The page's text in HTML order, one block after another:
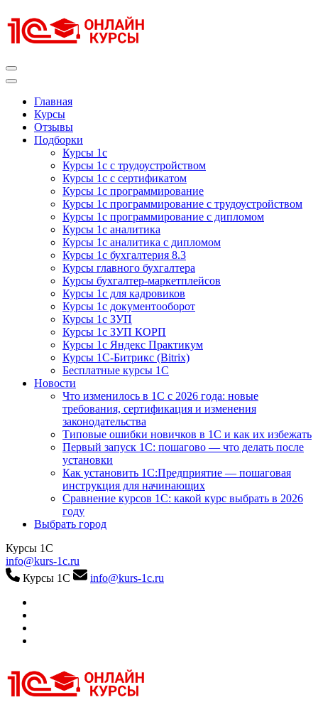
к
содержимому
Главная
Курсы
Отзывы
Подборки
Курсы 1с
Курсы 1с с трудоустройством
Курсы 1с с сертификатом
Курсы 1с программирование
Курсы 1с программирование с трудоустройством
Курсы 1с программирование с дипломом
Курсы 1с аналитика
Курсы 1с аналитика с дипломом
Курсы 1с бухгалтерия 8.3
Курсы главного бухгалтера
Курсы бухгалтер-маркетплейсов
Курсы 1с для кадровиков
Курсы 1с документооборот
Курсы 1с ЗУП
Курсы 1с ЗУП КОРП
Курсы 1с Яндекс Практикум
Курсы 1С-Битрикс (Bitrix)
Бесплатные курсы 1С
Новости
Что изменилось в 1С с 2026 года: новые
требования, сертификация и изменения
законодательства
Типовые ошибки новичков в 1С и как их избежать
Первый запуск 1С: пошагово — что делать после
установки
Как установить 1С:Предприятие — пошаговая
инструкция для начинающих
Сравнение курсов 1С: какой курс выбрать в 2026
году
Выбрать город
Курсы 1С
info@kurs-1c.ru
Курсы 1С
info@kurs-1c.ru